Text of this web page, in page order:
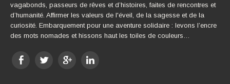
vagabonds, passeurs de rêves et d’histoires, faites de rencontres et
d’humanité. Affirmer les valeurs de l'éveil, de la sagesse et de la
curiosité. Embarquement pour une aventure solidaire : levons l’encre
des mots nomades et hissons haut les toiles de couleurs…